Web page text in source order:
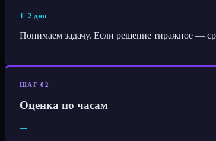
1–2 дня
Понимаем задачу. Если решение тиражное —
ШАГ 02
Оценка по часам
—